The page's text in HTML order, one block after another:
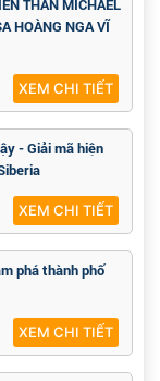
THẦN MICHAEL
HOÀNG NGA VĨ
XEM CHI TIẾT
- Giải mã hiện
XEM CHI TIẾT
phá thành phố
XEM CHI TIẾT